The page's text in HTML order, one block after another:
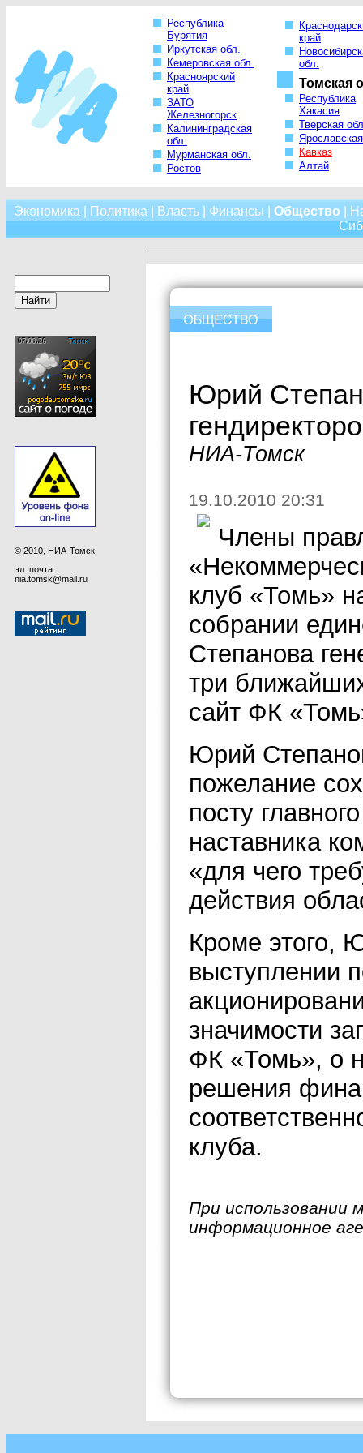
Республика
Бурятия
Иркутская обл.
Кемеровская обл.
Красноярский
край
ЗАТО
Железногорск
Калининградская
обл.
Мурманская обл.
Ростов
край
обл.
Томская
Республика
Хакасия
Тверская
Кавказ
Алтай
Экономика Политика Власть| Финансы Общество
© 2010, НИА-Томск
эл. почта:
nia.tomsk@mail.ru
Юрий
НИА-Томск
19.10.2010 20:31
Члены
клуб «Томь»
собрании
Степанова
три
сайт ФК
Юрий
пожелание
посту
наставника
«для чего
действия
Кроме этого,
выступлении
значимости
ФК «Томь», о
решения
клуба.
При использовании
информационное